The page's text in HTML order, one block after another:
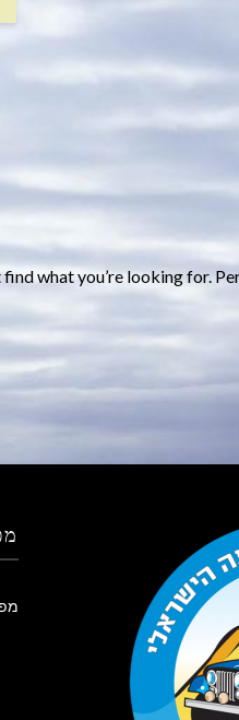
find what you’re looking for.
מפגש 171-